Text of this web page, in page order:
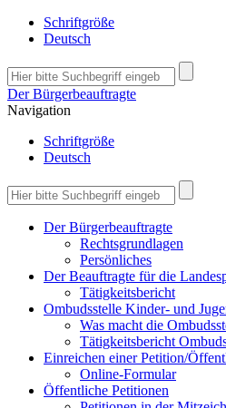
Schriftgröße
Deutsch
Der Bürgerbeauftragte
Navigation
Schriftgröße
Deutsch
Der Bürgerbeauftragte
Rechtsgrundlagen
Persönliches
Der Beauftragte für die
Tätigkeitsbericht
Ombudsstelle Kinder- und
Was macht die
Tätigkeitsbericht
Einreichen einer Petition/
Online-Formular
Öffentliche Petitionen